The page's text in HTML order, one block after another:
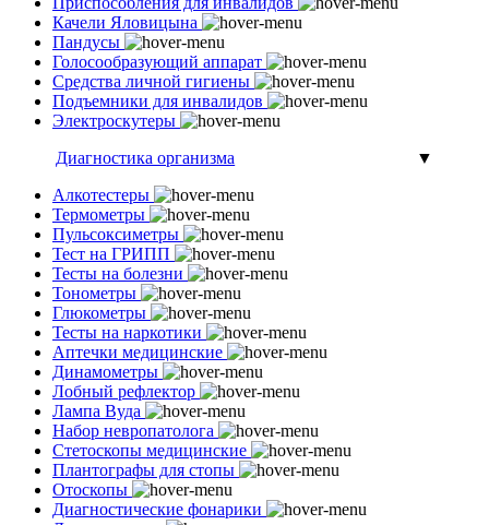
Качели Яловицына
Пандусы
Голосообразующий аппарат
Средства личной гигиены
Подъемники для инвалидов
Электроскутеры
Диагностика организма
▼
Алкотестеры
Термометры
Пульсоксиметры
Тест на ГРИПП
Тесты на болезни
Тонометры
Глюкометры
Тесты на наркотики
Аптечки медицинские
Динамометры
Лобный рефлектор
Лампа Вуда
Набор невропатолога
Стетоскопы медицинские
Плантографы для стопы
Отоскопы
Диагностические фонарики